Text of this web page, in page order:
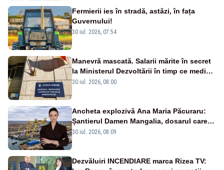
Fermierii ies în stradă, astăzi, în fața
Guvernului!
30 iul. 2026, 07:54
Manevră mascată. Salarii mărite în secret
la Ministerul Dezvoltării în timp ce medicii
ies în stradă
30 iul. 2026, 08:00
Ancheta explozivă Ana Maria Păcuraru:
Șantierul Damen Mangalia, dosarul care
scufundă apărarea României
30 iul. 2026, 08:09
Dezvăluiri INCENDIARE marca Rizea TV: